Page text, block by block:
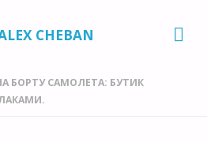
CHEBAN
БОРТУ САМОЛЕТА: БУТИК